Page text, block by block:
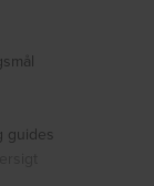
guides